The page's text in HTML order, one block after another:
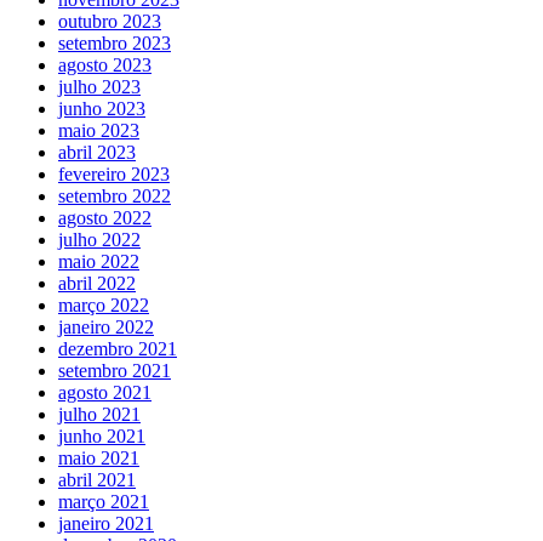
outubro 2023
setembro 2023
agosto 2023
julho 2023
junho 2023
maio 2023
abril 2023
fevereiro 2023
setembro 2022
agosto 2022
julho 2022
maio 2022
abril 2022
março 2022
janeiro 2022
dezembro 2021
setembro 2021
agosto 2021
julho 2021
junho 2021
maio 2021
abril 2021
março 2021
janeiro 2021